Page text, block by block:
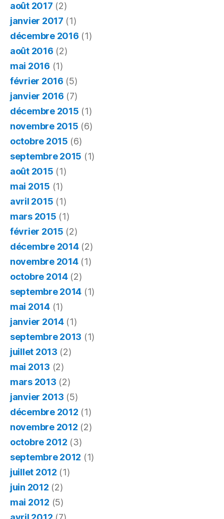
août 2017 (2)
janvier 2017 (1)
décembre 2016 (1)
août 2016 (2)
mai 2016 (1)
février 2016 (5)
janvier 2016 (7)
décembre 2015 (1)
novembre 2015 (6)
octobre 2015 (6)
septembre 2015 (1)
août 2015 (1)
mai 2015 (1)
avril 2015 (1)
mars 2015 (1)
février 2015 (2)
décembre 2014(2)
novembre 2014(1)
octobre 2014(2)
septembre 2014 (1)
mai 2014(1)
janvier 2014(1)
septembre 2013 (1)
juillet 2013 (2)
mai 2013 (2)
mars 2013 (2)
janvier 2013 (5)
décembre 2012 (1)
novembre 2012 (2)
octobre 2012 (3)
septembre 2012 (1)
juillet 2012 (1)
juin 2012 (2)
mai 2012 (5)